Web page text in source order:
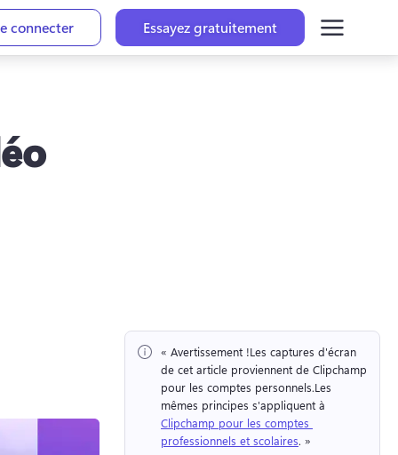
connecter Essayez gratuitement
« Avertissement !Les captures d'écran
de cet article proviennent de Clipchamp
pour les comptes personnels.Les
Clipchamp pour les comptes
professionnels et scolaires. »